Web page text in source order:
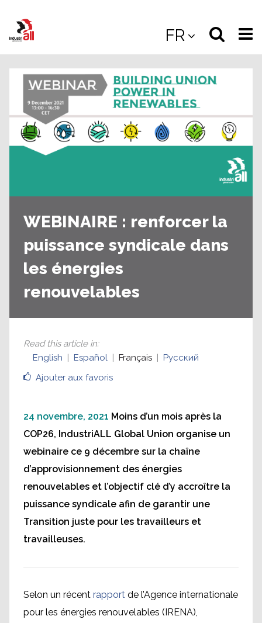
main
FR
Select
the
site
WEBINAIRE : renforcer la
puissance syndicale dans
les énergies
renouvelables
Ajouter aux favoris
Read this article in:
English
Español Français Русский
24 novembre, 2021 Moins d’un mois après la
COP26, IndustriALL Global Union organise un
webinaire ce 9 décembre sur la chaîne
d’approvisionnement des énergies
renouvelables et l’objectif clé d’y accroître la
puissance syndicale afin de garantir une
Transition juste pour les travailleurs et
travailleuses.
Selon un récent rapport de l’Agence internationale
pour les énergies renouvelables (IRENA),